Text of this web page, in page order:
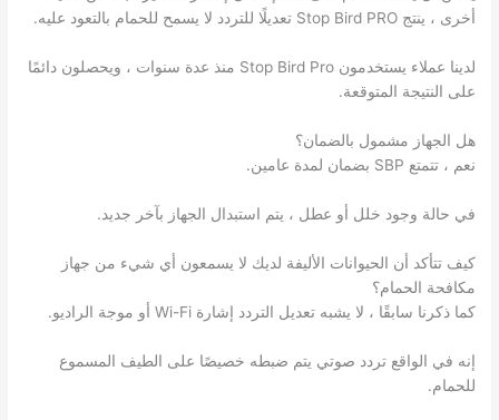
أخرى ، ينتج Stop Bird PRO تعديلًا للتردد لا يسمح للحمام بالتعود عليه.
لدينا عملاء يستخدمون Stop Bird Pro منذ عدة سنوات ، ويحصلون دائمًا
على النتيجة المتوقعة.
هل الجهاز مشمول بالضمان؟
نعم ، تتمتع SBP بضمان لمدة عامين.
في حالة وجود خلل أو عطل ، يتم استبدال الجهاز بآخر جديد.
كيف تتأكد أن الحيوانات الأليفة لديك لا يسمعون أي شيء من جهاز
مكافحة الحمام؟
كما ذكرنا سابقًا ، لا يشبه تعديل التردد إشارة Wi-Fi أو موجة الراديو.
إنه في الواقع تردد صوتي يتم ضبطه خصيصًا على الطيف المسموع
للحمام.